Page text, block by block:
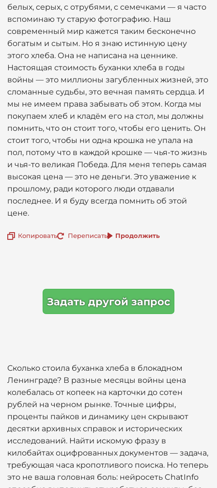
белых, серых, с отрубями, с семечками — я часто
вспоминаю ту старую фотографию. Наш
современный мир кажется таким бесконечно
богатым и сытым. Но я знаю истинную цену
этого хлеба. Она не написана на ценнике.
Настоящая стоимость буханки хлеба в годы
войны — это миллионы загубленных жизней, это
сломанные судьбы, это вечная память сердца. И
мы не имеем права забывать об этом. Когда мы
покупаем хлеб и кладём его на стол, мы должны
помнить, что он стоит того, чтобы его ценить. Он
стоит того, чтобы ни одна крошка не упала на
пол, потому что в каждой крошке — чья-то жизнь
и чья-то великая Победа. Для меня теперь самая
высокая цена — это не деньги. Это уважение к
прошлому, ради которого люди отдавали
последнее. И я буду всегда помнить об этой
цене.
Копировать Переписать Продолжить
Задать другой запрос
Сколько стоила буханка хлеба в блокадном
Ленинграде? В разные месяцы войны цена
колебалась от копеек на карточки до сотен
рублей на черном рынке. Точные цифры,
проценты пайков и динамику цен скрывают
десятки архивных справок и исторических
исследований. Найти искомую фразу в
килобайтах оцифрованных документов — задача,
требующая часа кропотливого поиска. Но теперь
это не ваша головная боль: нейросеть ChatInfo